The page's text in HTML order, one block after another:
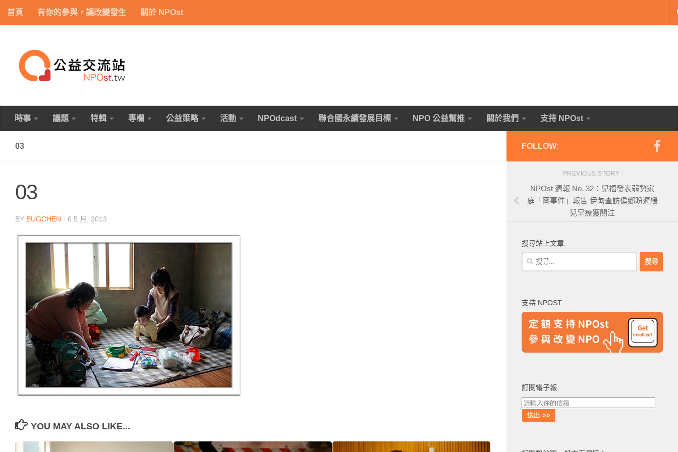
Skip to content
首頁 有你的參與，讓改變發生 關於 NPOst
時事 議題 特輯 專欄 公益策略 活動 NPOdcast 聯合國永續發展目標 NPO 公益幫推 關於我們 支持 NPOst
03
03
BY BUGCHEN · 6 5 月, 2013
YOU MAY ALSO LIKE...
FOLLOW:
PREVIOUS STORY
NPOst 週報 No. 32：兒福發表弱勢家
庭「冏事件」報告 伊甸查訪偏鄉盼遲緩
兒早療獲關注
搜尋站上文章
搜
尋
字:
支持 NPOST
訂閱電子報